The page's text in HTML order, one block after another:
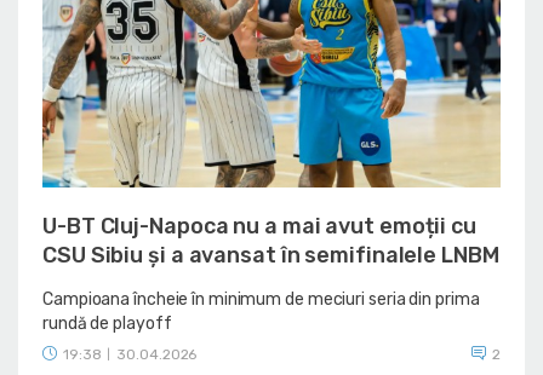
U-BT Cluj-Napoca nu a mai avut emoții cu
CSU Sibiu și a avansat în semifinalele LNBM
Campioana încheie în minimum de meciuri seria din prima
rundă de playoff
19:38 30.04.2026 2